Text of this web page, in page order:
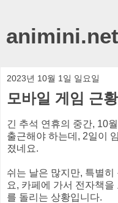
animini.net
2023년 10월 1일 일요일
모바일 게임 근
긴 추석 연휴의 중간, 10
출근해야 하는데, 2일이
졌네요.
쉬는 날은 많지만, 특별히
요, 카페에 가서 전자책
를 돌리는 상황입니다.